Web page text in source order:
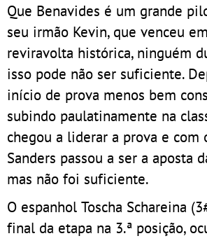
Que Benavides é um grande
seu irmão Kevin, que venceu
reviravolta histórica, ninguém
isso pode não ser suficiente.
início de prova menos bem
subindo paulatinamente na
chegou a liderar a prova e com
Sanders passou a ser a aposta
mas não foi suficiente.
O espanhol Toscha Schareina
final da etapa na 3.ª posição,